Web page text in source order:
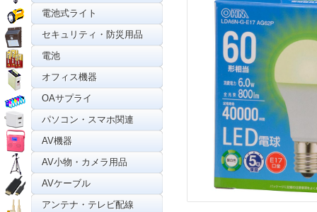
電池式ライト
セキュリティ・防災用品
電池
オフィス機器
OAサプライ
パソコン・スマホ関連
AV機器
AV小物・カメラ用品
AVケーブル
アンテナ・テレビ配線